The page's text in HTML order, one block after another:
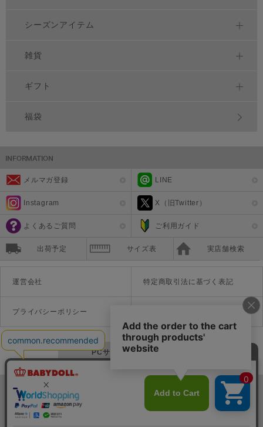
シーズンアイテム
雑貨
ギフト
福袋
メルマガ登録 LINE
Instagram X（旧Twitter）
よくあるご質問 ご利用ガイド
出荷予定 サイズ表 実店舗検索
運営会社 特定商取引法に基づく表記
プライバシーポリシー
PCサイトを表示する
©Disney ©Disney/Pixar ©Disney. Based on the "Winnie the Pooh" works by A.A. Milne and E.H. Shepard.
TM＆©Universal Studios